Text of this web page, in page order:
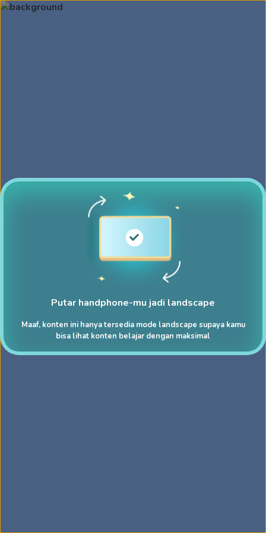
Putar handphone-mu jadi landscape
Maaf, konten ini hanya tersedia mode landscape supaya kamu
bisa lihat konten belajar dengan maksimal